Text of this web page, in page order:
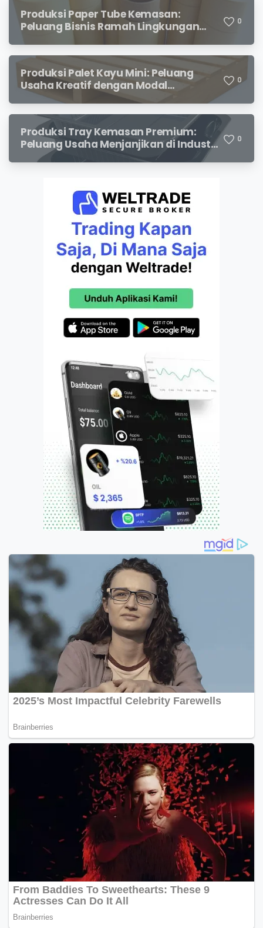
Produksi Paper Tube Kemasan:
Peluang Bisnis Ramah Lingkungan
0
Produksi Palet Kayu Mini: Peluang
Usaha Kreatif dengan Modal
Terjangkau dan Potensi Keuntungan
0
Produksi Tray Kemasan Premium:
Peluang Usaha Menjanjikan di Industri
Packaging Modern
0